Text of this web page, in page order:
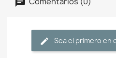
Sea el primero en